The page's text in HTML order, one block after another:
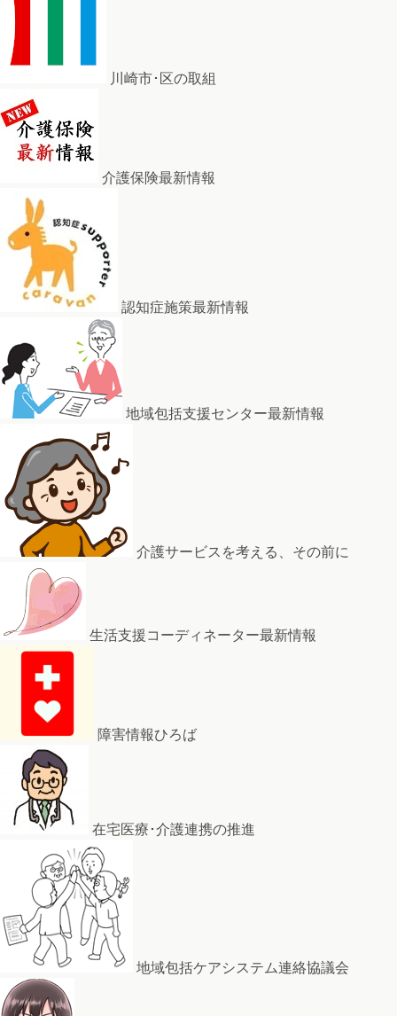
川崎市･区の取組
介護保険最新情報
認知症施策最新情報
地域包括支援センター最新情報
介護サービスを考える、その前に
生活支援コーディネーター最新情報
障害情報ひろば
在宅医療･介護連携の推進
地域包括ケアシステム連絡協議会